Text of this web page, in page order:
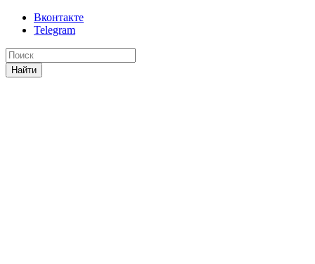
Вконтакте
Telegram
Найти